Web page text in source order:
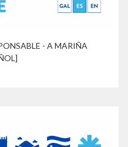
- A MARIÑA